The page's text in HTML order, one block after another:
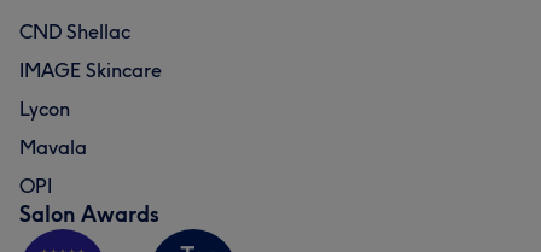
CND Shellac
IMAGE Skincare
Lycon
Mavala
OPI
Salon Awards